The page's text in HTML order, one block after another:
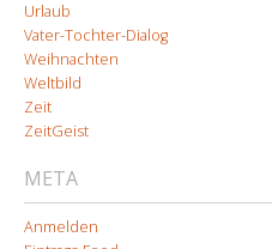
Urlaub
Vater-Tochter-Dialog
Weihnachten
Weltbild
Zeit
ZeitGeist
META
Anmelden